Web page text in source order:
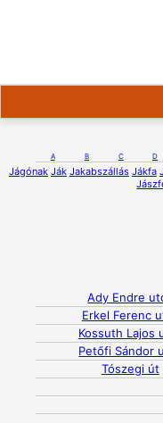
A B C D
Jágónak Ják Jakabszállás Jákfa
Ady Endre
Erkel Ferenc
Kossuth Lajos
Petőfi Sándor
Tószegi út